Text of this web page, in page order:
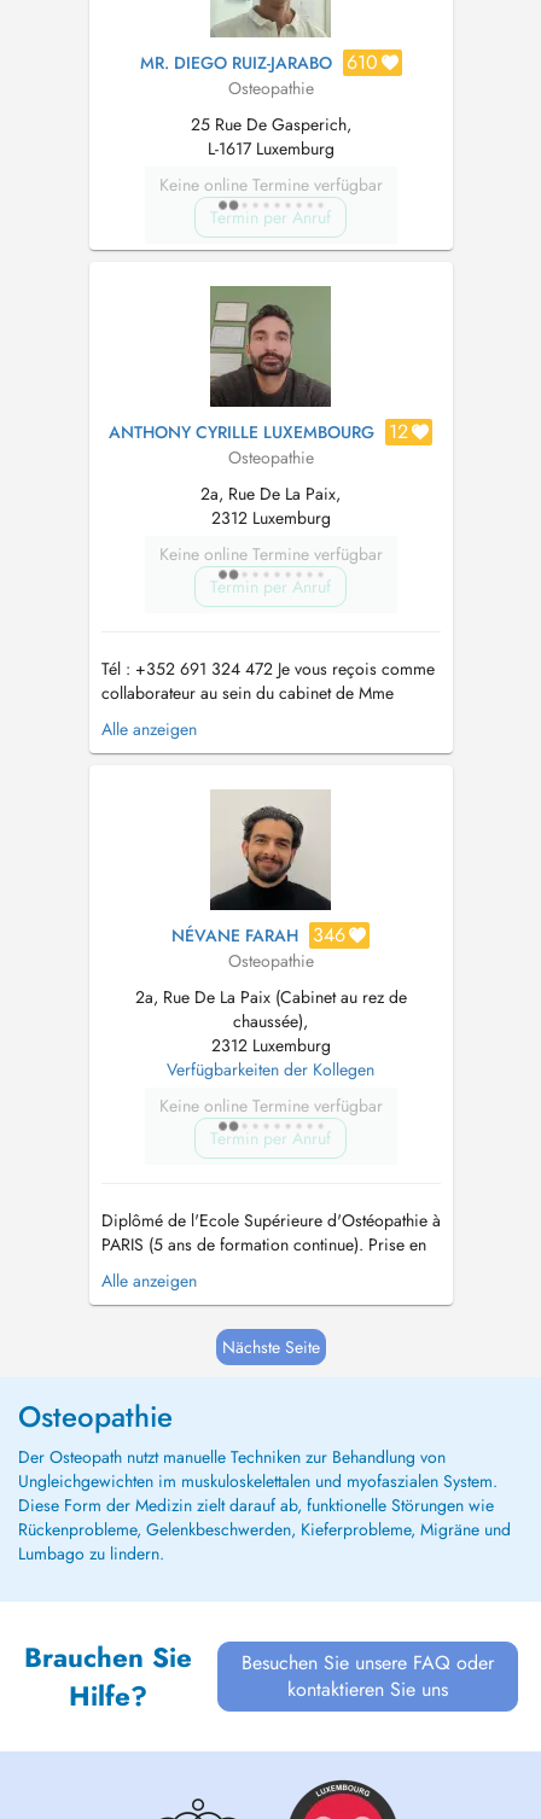
MR. DIEGO RUIZ-JARABO 610
Osteopathie
25 Rue De Gasperich,
L-1617 Luxemburg
Keine online Termine verfügbar
Termin per Anruf
ANTHONY CYRILLE LUXEMBOURG 12
Osteopathie
2a, Rue De La Paix,
2312 Luxemburg
Keine online Termine verfügbar
Termin per Anruf
Tél : +352 691 324 472 Je vous reçois comme
collaborateur au sein du cabinet de Mme
KERMANI Pegah au 2A rue de la Paix
Luxembourg gare uniquement : - les matins - les
française reconnue en 5ans, j'exerce depuis
plus de 10 ans avec une approche global...
Alle anzeigen
NÉVANE FARAH 346
Osteopathie
2a, Rue De La Paix (Cabinet au rez de
chaussée),
2312 Luxemburg
Verfügbarkeiten der Kollegen
Keine online Termine verfügbar
Termin per Anruf
Diplômé de l'Ecole Supérieure d'Ostéopathie à
PARIS (5 ans de formation continue). Prise en
charge de nourrisson, enfants, adolescents,
adultes, séniors, sportifs et personnes en
Viscérale thoracique, abdominale et petit
bassin (reflux gastro-œs...
Alle anzeigen
Nächste Seite
Osteopathie
Der Osteopath nutzt manuelle Techniken zur Behandlung von
Ungleichgewichten im muskuloskelettalen und myofaszialen System.
Diese Form der Medizin zielt darauf ab, funktionelle Störungen wie
Rückenprobleme, Gelenkbeschwerden, Kieferprobleme, Migräne und
Lumbago zu lindern.
Brauchen Sie
Hilfe?
Besuchen Sie unsere FAQ oder
kontaktieren Sie uns